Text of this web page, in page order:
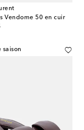
Vendome 50 en cuir
saison